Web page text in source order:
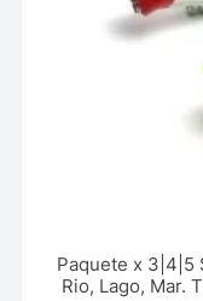
Paquete x 3|4|5
Rio, Lago, Mar.